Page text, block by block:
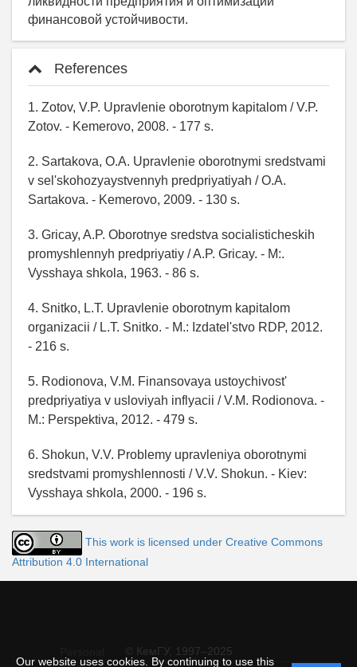
Our website uses cookies. By continuing to use this
References
1. Zotov, V.P. Upravlenie oborotnym kapitalom / V.P.
Zotov. - Kemerovo, 2008. - 177 s.
2. Sartakova, O.A. Upravlenie oborotnymi sredstvami
v sel'skohozyaystvennyh predpriyatiyah / O.A.
Sartakova. - Kemerovo, 2009. - 130 s.
3. Gricay, A.P. Oborotnye sredstva socialisticheskih
promyshlennyh predpriyatiy / A.P. Gricay. - M:.
Vysshaya shkola, 1963. - 86 s.
4. Snitko, L.T. Upravlenie oborotnym kapitalom
organizacii / L.T. Snitko. - M.: Izdatel'stvo RDP, 2012.
- 216 s.
5. Rodionova, V.M. Finansovaya ustoychivost'
predpriyatiya v usloviyah inflyacii / V.M. Rodionova. -
M.: Perspektiva, 2012. - 479 s.
6. Shokun, V.V. Problemy upravleniya oborotnymi
sredstvami promyshlennosti / V.V. Shokun. - Kiev:
Vysshaya shkola, 2000. - 196 s.
This work is licensed under Creative Commons
Attribution 4.0 International
© КемГУ, 1997–2025